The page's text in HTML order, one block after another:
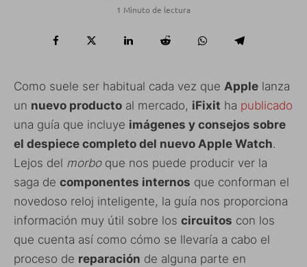
1 Minuto de lectura
Como suele ser habitual cada vez que Apple lanza
un nuevo producto al mercado, iFixit ha publicado
una guía que incluye imágenes y consejos sobre
el despiece completo del nuevo Apple Watch.
Lejos del morboque nos puede producir ver la
saga de componentes internos que conforman el
novedoso reloj inteligente, la guía nos proporciona
información muy útil sobre los circuitos con los
que cuenta así como cómo se llevaría a cabo el
proceso de reparación de alguna parte en